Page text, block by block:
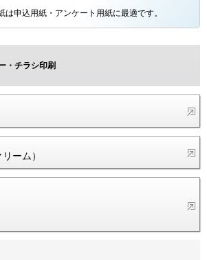
は申込用紙・アンケート用紙に最適です。
・チラシ印刷
ーム）